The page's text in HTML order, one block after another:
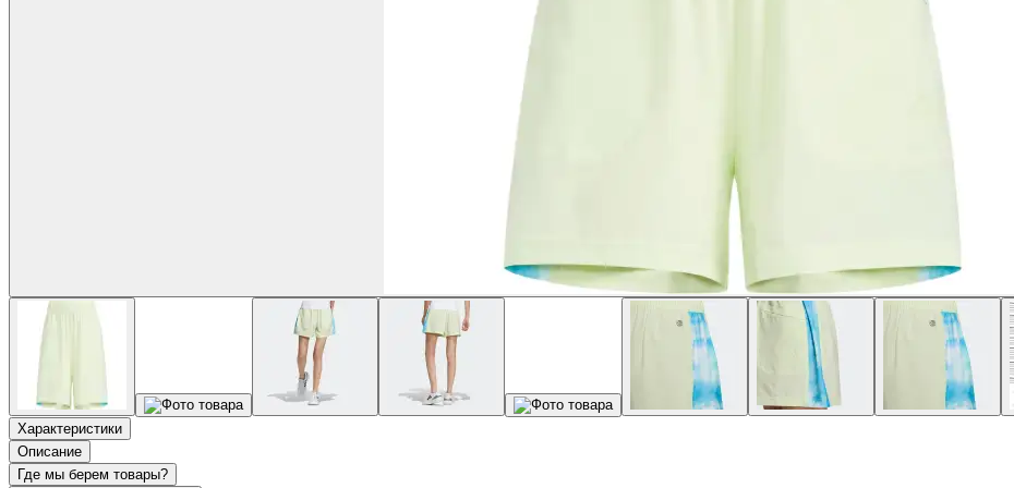
Характеристики
Описание
Где мы берем товары?